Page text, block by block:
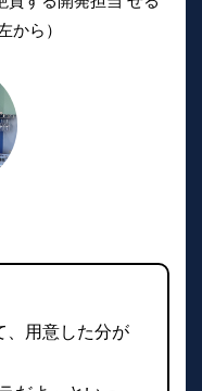
から）
、用意した分が